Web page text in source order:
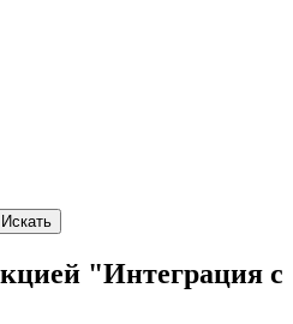
"Интеграция с